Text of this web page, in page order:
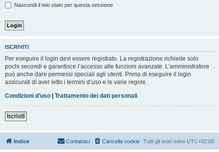
Nascondi il mio stato per questa sessione
ISCRIVITI
Per eseguire il login devi essere registrato. La registrazione richiede solo
pochi secondi e garantisce l’accesso alle funzioni avanzate. L’amministratore
può anche dare permessi speciali agli utenti. Prima di eseguire il login
assicurati di aver letto i termini d’uso e le varie regole.
Condizioni d’uso | Trattamento dei dati personali
Iscriviti
Indice Tutti gli orari sono UTC+02:00
Cancella cookie
Contattaci